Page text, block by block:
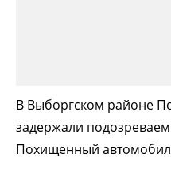
В Выборгском районе
задержали
Похищенный